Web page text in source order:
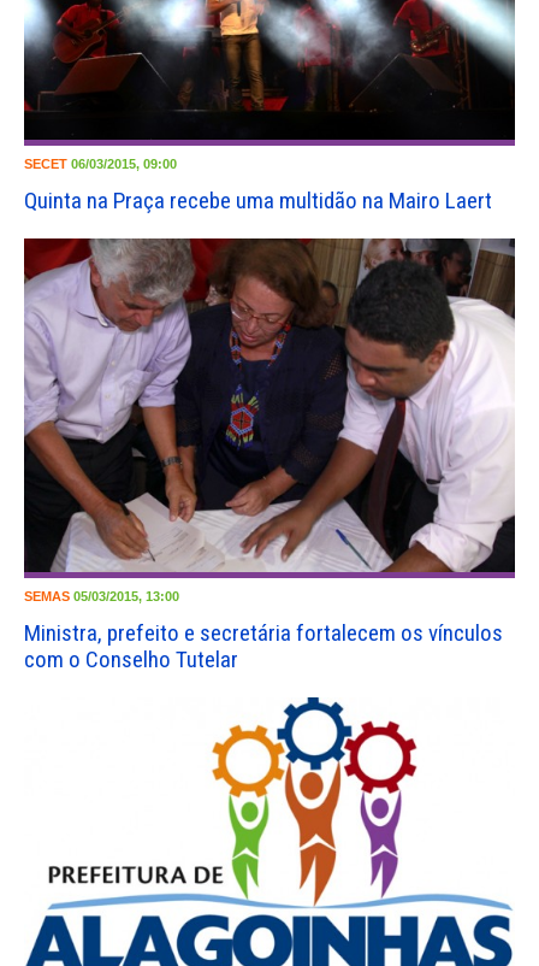
SECET 06/03/2015, 09:00
Quinta na Praça recebe uma multidão na Mairo Laert
SEMAS 05/03/2015, 13:00
Ministra, prefeito e secretária fortalecem os vínculos
com o Conselho Tutelar